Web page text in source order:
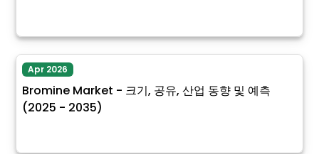
Apr 2026
Bromine Market - 크기, 공유, 산업 동향 및 예측
(2025 - 2035)